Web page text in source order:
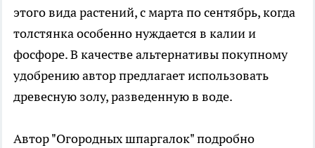
этого вида растений, с марта по сентябрь, когда
толстянка особенно нуждается в калии и
фосфоре. В качестве альтернативы покупному
удобрению автор предлагает использовать
древесную золу, разведенную в воде.
Автор "Огородных шпаргалок" подробно